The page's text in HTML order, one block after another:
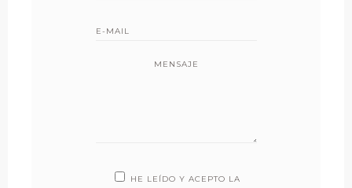
MENSAJE
HE LEÍDO Y ACEPTO LA